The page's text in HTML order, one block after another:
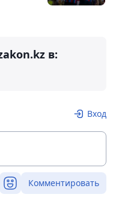
в:
Вход
Комментировать